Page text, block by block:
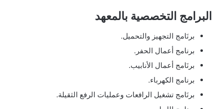
البرامج التخصصية بالمعهد
برنَامج التجهيز والتحميل.
برنامج أعمال الحفر.
برنَامج أعمال الأنابيب.
برنامج الكهرباء.
برنَامج تشغيل الرافعات وعمليات الرفع الثقيلة.